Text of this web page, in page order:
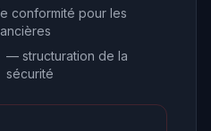
conformité pour les
— structuration de la
sécurité